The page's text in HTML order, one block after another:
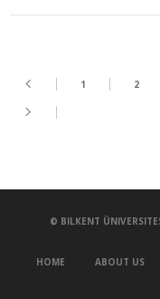
1 2
© BILKENT
HOME ABOUT US